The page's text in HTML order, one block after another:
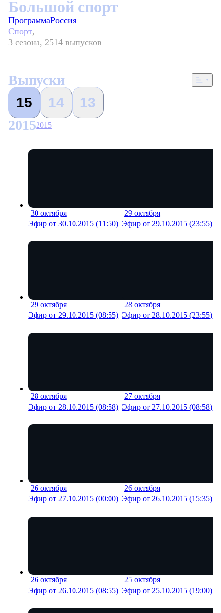
Большой спорт
ПрограммаРоссия
Спорт,
3 сезона, 2514 выпусков
Выпуски
15
14
13
20152015
30 октября
17 мин
Эфир от 30.10.2015 (11:50)
29 октября
Эфир от 29.10.2015 (23:55)
29 октября
20 мин
Эфир от 29.10.2015 (08:55)
28 октября
Эфир от 28.10.2015 (23:55)
28 октября
19 мин
Эфир от 28.10.2015 (08:58)
27 октября
Эфир от 27.10.2015 (08:58)
26 октября
17 мин
Эфир от 27.10.2015 (00:00)
26 октября
Эфир от 26.10.2015 (15:35)
26 октября
20 мин
Эфир от 26.10.2015 (08:55)
25 октября
Эфир от 25.10.2015 (19:00)